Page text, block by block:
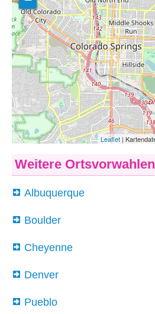
Weitere Ortsvorwahlen
Albuquerque
Boulder
Cheyenne
Denver
Pueblo